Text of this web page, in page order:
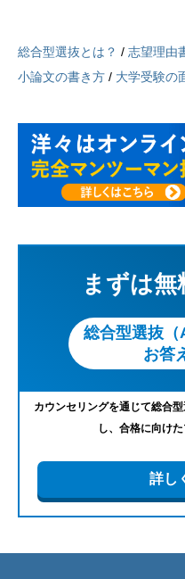
総合型選抜とは？ / 志望理由
小論文の書き方 / 大学受験の
まずは
総合型選抜（
お答
カウンセリングを通じて総合
し、合格に向け
詳し